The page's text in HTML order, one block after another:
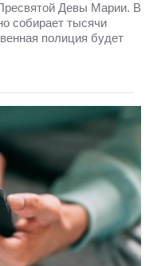
Девы Марии. В
собирает тысячи
полиция будет